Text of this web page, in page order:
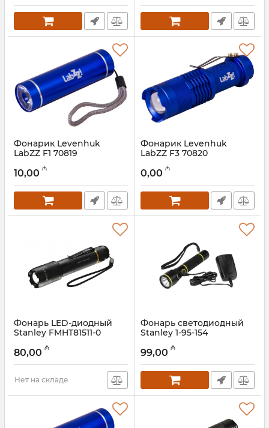
Фонарик Levenhuk
LabZZ F1 70819
Артикул:
10,00 ₼
Фонарик Levenhuk
LabZZ F3 70820
Артикул:
0,00 ₼
Фонарь LED-диодный
Stanley FMHT81511-0
12018049
80,00 ₼
Нет на складе
Фонарь светодиодный
Stanley 1-95-154
12018048
99,00 ₼